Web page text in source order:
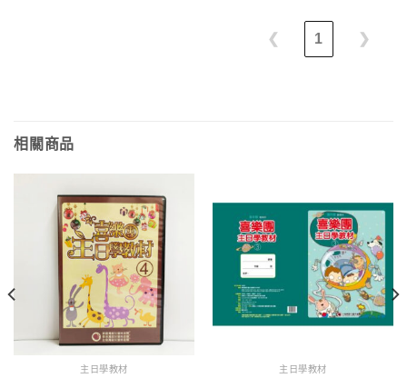
❮ 1 ❯
相關商品
主日學教材 主日學教材